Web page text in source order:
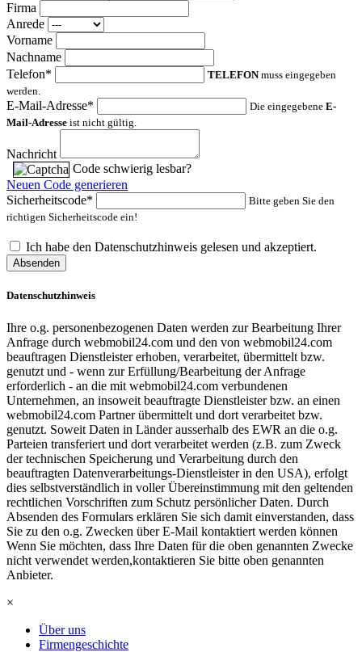
Firma
Anrede
Vorname
Nachname
Telefon*
TELEFONmuss eingegeben
werden.
E-Mail-Adresse* Die eingegebene E-
Mail-Adresse ist nicht gültig.
Nachricht
Code schwierig lesbar?
Neuen Code generieren
Sicherheitscode*
Bitte geben Sie den
richtigen Sicherheitscode ein!
Ich habe den Datenschutzhinweis gelesen und akzeptiert.
Absenden
Datenschutzhinweis
Ihre o.g. personenbezogenen Daten werden zur Bearbeitung Ihrer
Anfrage durch webmobil24.com und den von webmobil24.com
beauftragen Dienstleister erhoben, verarbeitet, übermittelt bzw.
genutzt und - wenn zur Erfüllung/Bearbeitung der Anfrage
erforderlich - an die mit webmobil24.com verbundenen
Unternehmen, an insoweit beauftragte Dienstleister bzw. an einen
webmobil24.com Partner übermittelt und dort verarbeitet bzw.
genutzt. Soweit Daten in Länder ausserhalb des EWR an die o.g.
Parteien transferiert und dort verarbeitet werden (z.B. zum Zweck
der technischen Speicherung und Verarbeitung durch den
beauftragten Datenverarbeitungs-Dienstleister in den USA), erfolgt
dies selbstverständlich in voller Übereinstimmung mit den geltenden
rechtlichen Vorschriften zum Schutz persönlicher Daten. Durch
Absenden des Formulars erklären Sie sich damit einverstanden, dass
Sie zu den o.g. Zwecken über E-Mail kontaktiert werden können
Wenn Sie möchten, dass Ihre Daten für die oben genannten Zwecke
nicht verwendet werden,kontaktieren Sie bitte oben genannten
Anbieter.
×
Über uns
Firmengeschichte